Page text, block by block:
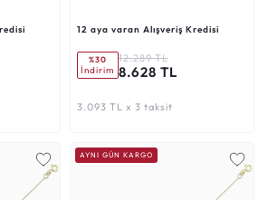
12 aya varan Alışveriş Kredisi
%30
İndirim
12.289 TL
8.628 TL
3.093 TL x 3 taksit
AYNI GÜN KARGO